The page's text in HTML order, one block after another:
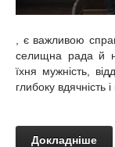
, є важливою
селищна рада й
їхня мужність,
глибоку вдячність і
Докладніше